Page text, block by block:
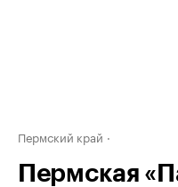
Пермский край
Пермская